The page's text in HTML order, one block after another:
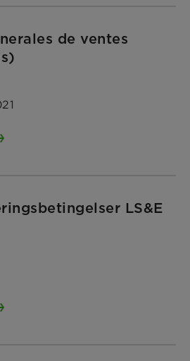
de ventes
LS&E